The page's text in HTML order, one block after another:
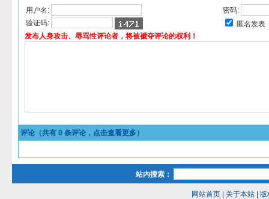
用户名:
密码:
验证码:
匿名发表
发布人身攻击、辱骂性评论者，将被褫夺评论的权利！
评论（共有 0 条评论，点击查看更多）
站内搜索：
网站首页| 关于本站| 版